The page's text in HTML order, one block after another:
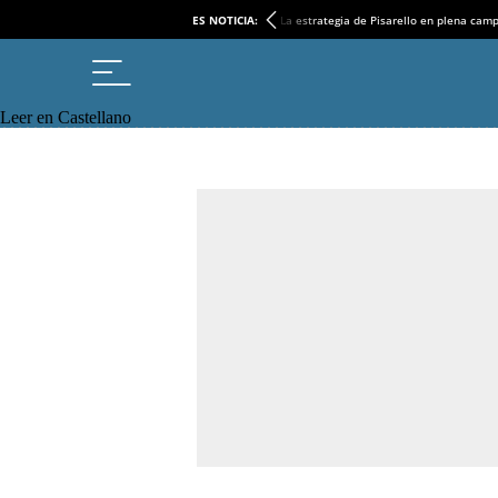
ES NOTICIA: La estrategia de Pisarello en plena
Leer en Castellano